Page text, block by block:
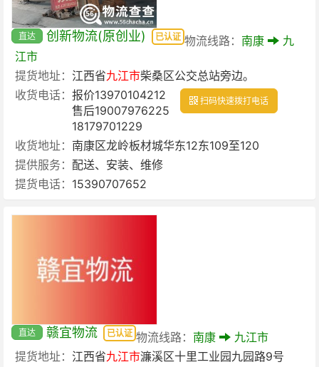
直达 创新物流(原创业) 已认证 物流线路： 南康
九
江市
提货地址： 江西省九江市柴桑区公交总站旁边。
收货电话： 报价13970104212
售后19007976225
18179701229
扫码快速拨打电话
收货地址： 南康区龙岭板材城华东12东109至120
提供服务： 配送、安装、维修
提货电话： 15390707652
直达 赣宜物流 已认证 物流线路： 南康
九江市
提货地址： 江西省九江市濂溪区十里工业园九园路9号